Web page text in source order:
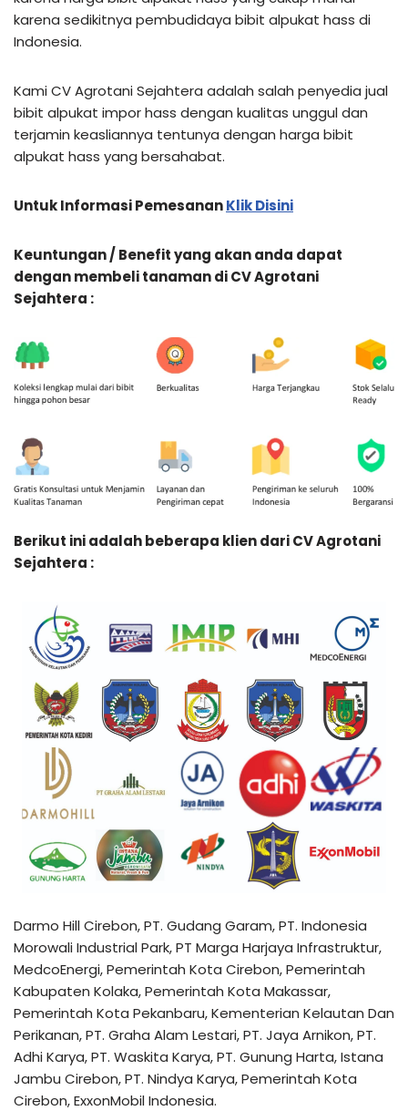
karena sedikitnya pembudidaya bibit alpukat hass di
Indonesia.
Kami CV Agrotani Sejahtera adalah salah penyedia jual
bibit alpukat impor hass dengan kualitas unggul dan
terjamin keasliannya tentunya dengan harga bibit
alpukat hass yang bersahabat.
Untuk Informasi PemesananKlik Disini
Keuntungan / Benefit yang akan anda dapat
dengan membeli tanaman di CV Agrotani
Sejahtera :
Berikut ini adalah beberapa klien dari CV Agrotani
Sejahtera :
Darmo Hill Cirebon, PT. Gudang Garam, PT. Indonesia
Morowali Industrial Park, PT Marga Harjaya Infrastruktur,
MedcoEnergi, Pemerintah Kota Cirebon, Pemerintah
Kabupaten Kolaka, Pemerintah Kota Makassar,
Pemerintah Kota Pekanbaru, Kementerian Kelautan Dan
Perikanan, PT. Graha Alam Lestari, PT. Jaya Arnikon, PT.
Adhi Karya, PT. Waskita Karya, PT. Gunung Harta, Istana
Jambu Cirebon, PT. Nindya Karya, Pemerintah Kota
Cirebon, ExxonMobil Indonesia.